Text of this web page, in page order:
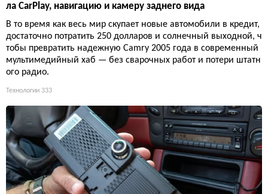
ла CarPlay, навигацию и камеру заднего вида
В то время как весь мир скупает новые автомобили в кредит,
достаточно потратить 250 долларов и солнечный выходной, ч
тобы превратить надежную Camry 2005 года в современный
мультимедийный хаб — без сварочных работ и потери штатн
ого радио.
Технологии 333